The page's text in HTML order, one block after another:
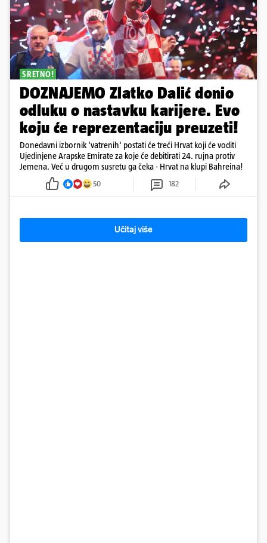
SRETNO!
DOZNAJEMO Zlatko Dalić donio
odluku o nastavku karijere. Evo
koju će reprezentaciju preuzeti!
Donedavni izbornik 'vatrenih' postati će treći Hrvat koji će voditi
Ujedinjene Arapske Emirate za koje će debitirati 24. rujna protiv
Jemena. Već u drugom susretu ga čeka - Hrvat na klupi Bahreina!
50 182
Učitaj više